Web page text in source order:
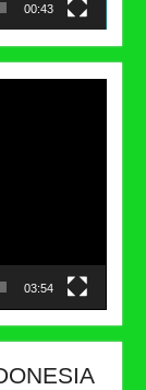
00:43
03:54